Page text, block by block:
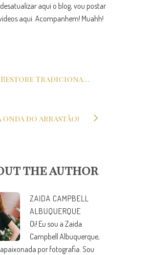
aqui o blog, vou postar
aqui. Acompanhem! Muahh!
Fio Restore Tradicional – será que funciona?
onda do arrastão!
the author
ZAIDA CAMPBELL
ALBUQUERQUE
Oi! Eu sou a Zaida
Campbell Albuquerque,
por fotografia. Sou